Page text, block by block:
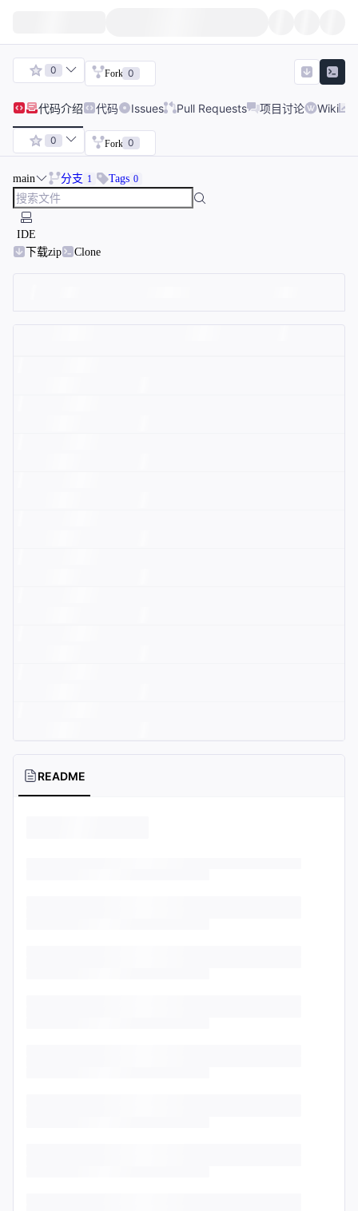
0 Fork 0
代码介绍 代码 Issues Pull Requests 项目讨论 Wiki
0 Fork 0
main 分支 1 Tags 0
IDE
下载zip
Clone
README